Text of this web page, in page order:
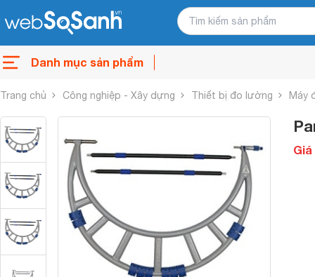
Danh mục sản phẩm
Trang chủ Công nghiệp - Xây dựng Thiết bị đo lường Máy
Giá